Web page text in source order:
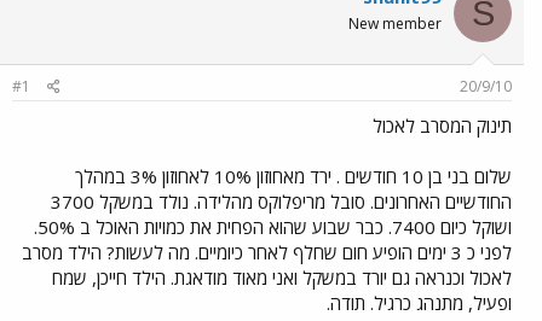
ח
ה
ו
ש
א
ס
ם
ר
S
New member
20/9/10
#1
תינוק המסרב לאכול
שלום בני בן 10 חודשים . ירד מאחוזון 10% לאחוזון 3% במהלך
החודשיים האחרונים. סובל מריפלוקס מהלידה. נולד במשקל 3700
ושוקל כיום 7400. כבר שבוע שהוא הפחית את כמויות האוכל ב 50%.
לפני כ 3 ימים הופיע חום שחלף לאחר כיומיים. מה לעשות? הילד מסרב
לאכול וכנראה גם יורד במשקל ואני מאוד מודאגת. הילד חייכן, שמח
ופעיל, מתנהג כרגיל. תודה.